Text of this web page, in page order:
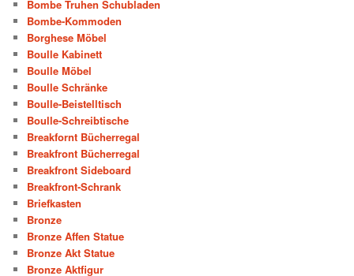
Bombe Truhen Schubladen
Bombe-Kommoden
Borghese Möbel
Boulle Kabinett
Boulle Möbel
Boulle Schränke
Boulle-Beistelltisch
Boulle-Schreibtische
Breakfornt Bücherregal
Breakfront Bücherregal
Breakfront Sideboard
Breakfront-Schrank
Briefkasten
Bronze
Bronze Affen Statue
Bronze Akt Statue
Bronze Aktfigur